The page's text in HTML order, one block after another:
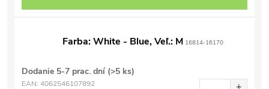
Farba: White - Blue, Veľ.: M 16814-16170
Dodanie 5-7 prac. dní (>5 ks)
EAN: 4062546107892